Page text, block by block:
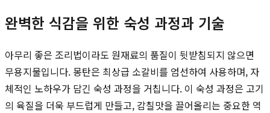
완벽한 식감을 위한 숙성 과정과 기술
아무리 좋은 조리법이라도 원재료의 품질이 뒷받침되지 않으면
무용지물입니다. 몽탄은 최상급 소갈비를 엄선하여 사용하며, 자
체적인 노하우가 담긴 숙성 과정을 거칩니다. 이 숙성 과정은 고기
의 육질을 더욱 부드럽게 만들고, 감칠맛을 끌어올리는 중요한 역